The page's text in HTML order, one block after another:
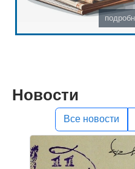
Новости
Все новости